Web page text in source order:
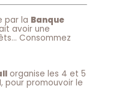
par la Banque
avoir une
Consommez
organise les 4 et 5
, pour promouvoir le